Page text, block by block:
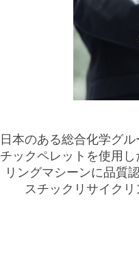
インフレ
日本のある総合化学グ
チックペレットを使用
リングマシーンに品質
スチックリサイクリ